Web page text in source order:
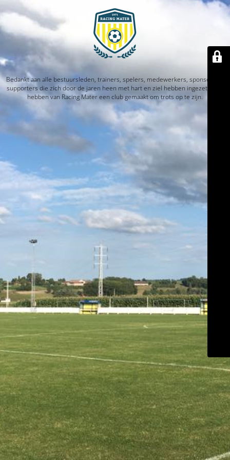
Bedankt aan alle bestuursleden, trainers, spelers, medewerkers, sponsors en
supporters die zich door de jaren heen met hart en ziel hebben ingezet. Jullie
hebben van Racing Mater een club gemaakt om trots op te zijn.